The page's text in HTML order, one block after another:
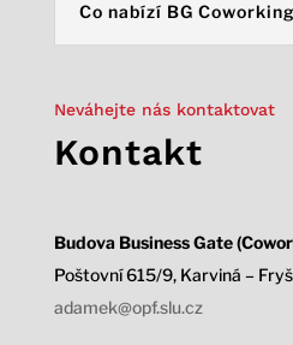
Co nabízí BG
Neváhejte nás kontaktovat
Kontakt
Budova Business Gate
Poštovní 615/9, Karviná –
adamek@opf.slu.cz